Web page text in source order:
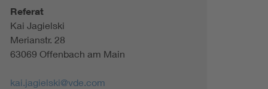
Referat
Kai Jagielski
Merianstr. 28
63069 Offenbach am Main
kai.jagielski@vde.com